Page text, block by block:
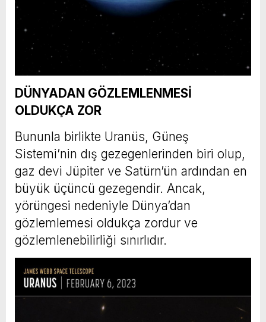
DÜNYADAN GÖZLEMLENMESİ
OLDUKÇA ZOR
Bununla birlikte Uranüs, Güneş
Sistemi’nin dış gezegenlerinden biri olup,
gaz devi Jüpiter ve Satürn’ün ardından en
büyük üçüncü gezegendir. Ancak,
yörüngesi nedeniyle Dünya’dan
gözlemlemesi oldukça zordur ve
gözlemlenebilirliği sınırlıdır.